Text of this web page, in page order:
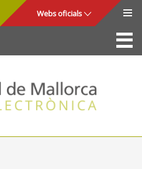
Webs oficials
La Seu
Consell de Mallorca
Accés i seguretat
Utilitats